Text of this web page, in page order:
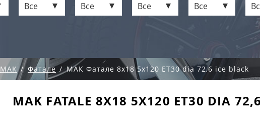
Все Все Все Все
МАК Фатале МАК Фатале 8x18 5x120 ET30 dia 72,6 ice black
MAK FATALE 8X18 5X120 ET30 DIA